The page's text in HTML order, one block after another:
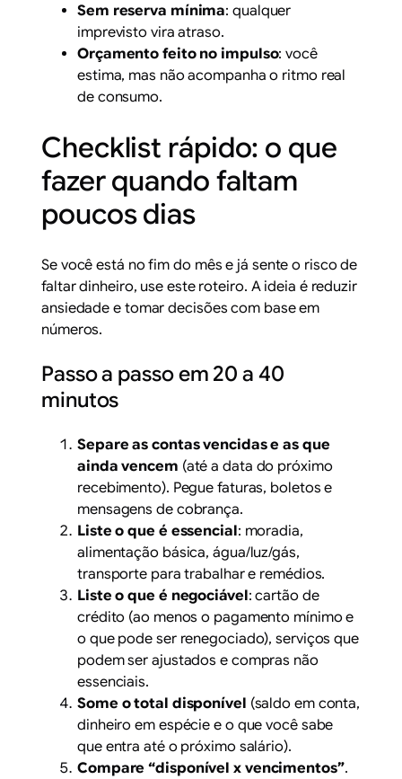
Sem reserva mínima: qualquer
imprevisto vira atraso.
Orçamento feito no impulso: você
estima, mas não acompanha o ritmo real
de consumo.
Checklist rápido: o que
fazer quando faltam
poucos dias
Se você está no fim do mês e já sente o risco de
faltar dinheiro, use este roteiro. A ideia é reduzir
ansiedade e tomar decisões com base em
números.
Passo a passo em 20 a 40
minutos
Separe as contas vencidas e as que
ainda vencem (até a data do próximo
recebimento). Pegue faturas, boletos e
mensagens de cobrança.
Liste o que é essencial: moradia,
alimentação básica, água/luz/gás,
transporte para trabalhar e remédios.
Liste o que é negociável: cartão de
crédito (ao menos o pagamento mínimo e
o que pode ser renegociado), serviços que
podem ser ajustados e compras não
essenciais.
Some o total disponível (saldo em conta,
dinheiro em espécie e o que você sabe
que entra até o próximo salário).
Compare “disponível x vencimentos”.